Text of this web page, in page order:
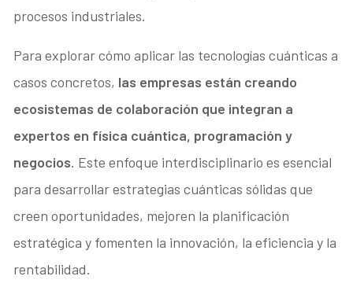
procesos industriales.
Para explorar cómo aplicar las tecnologías cuánticas a
casos concretos, las empresas están creando
ecosistemas de colaboración que integran a
expertos en física cuántica, programación y
negocios. Este enfoque interdisciplinario es esencial
para desarrollar estrategias cuánticas sólidas que
creen oportunidades, mejoren la planificación
estratégica y fomenten la innovación, la eficiencia y la
rentabilidad.